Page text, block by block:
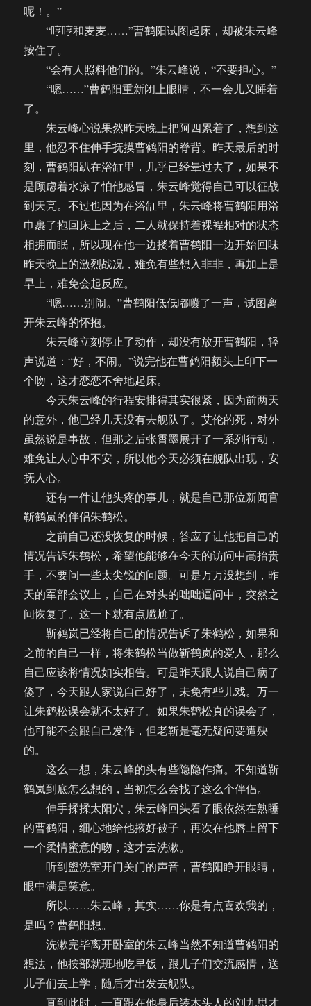
呢！。”
“哼哼和麦麦……”曹鹤阳试图起床，却被朱云峰
按住了。
“会有人照料他们的。”朱云峰说，“不要担心。”
“嗯……”曹鹤阳重新闭上眼睛，不一会儿又睡着
了。
朱云峰心说果然昨天晚上把阿四累着了，想到这
里，他忍不住伸手抚摸曹鹤阳的脊背。昨天最后的时
刻，曹鹤阳趴在浴缸里，几乎已经晕过去了，如果不
是顾虑着水凉了怕他感冒，朱云峰觉得自己可以征战
到天亮。不过也因为在浴缸里，朱云峰将曹鹤阳用浴
巾裹了抱回床上之后，二人就保持着裸裎相对的状态
相拥而眠，所以现在他一边搂着曹鹤阳一边开始回味
昨天晚上的激烈战况，难免有些想入非非，再加上是
早上，难免会起反应。
“嗯……别闹。”曹鹤阳低低嘟囔了一声，试图离
开朱云峰的怀抱。
朱云峰立刻停止了动作，却没有放开曹鹤阳，轻
声说道：“好，不闹。”说完他在曹鹤阳额头上印下一
个吻，这才恋恋不舍地起床。
今天朱云峰的行程安排得其实很紧，因为前两天
的意外，他已经几天没有去舰队了。艾伦的死，对外
虽然说是事故，但那之后张霄墨展开了一系列行动，
难免让人心中不安，所以他今天必须在舰队出现，安
抚人心。
还有一件让他头疼的事儿，就是自己那位新闻官
靳鹤岚的伴侣朱鹤松。
之前自己还没恢复的时候，答应了让他把自己的
情况告诉朱鹤松，希望他能够在今天的访问中高抬贵
手，不要问一些太尖锐的问题。可是万万没想到，昨
天的军部会议上，自己在对头的咄咄逼问中，突然之
间恢复了。这一下就有点尴尬了。
靳鹤岚已经将自己的情况告诉了朱鹤松，如果和
之前的自己一样，将朱鹤松当做靳鹤岚的爱人，那么
自己应该将情况如实相告。可是昨天跟人说自己病了
傻了，今天跟人家说自己好了，未免有些儿戏。万一
让朱鹤松误会就不太好了。如果朱鹤松真的误会了，
他可能不会跟自己发作，但老靳是毫无疑问要遭殃
的。
这么一想，朱云峰的头有些隐隐作痛。不知道靳
鹤岚到底怎么想的，当初怎么会找了这么个伴侣。
伸手揉揉太阳穴，朱云峰回头看了眼依然在熟睡
的曹鹤阳，细心地给他掖好被子，再次在他唇上留下
一个柔情蜜意的吻，这才去洗漱。
听到盥洗室开门关门的声音，曹鹤阳睁开眼睛，
眼中满是笑意。
所以……朱云峰，其实……你是有点喜欢我的，
是吗？曹鹤阳想。
洗漱完毕离开卧室的朱云峰当然不知道曹鹤阳的
想法，他按部就班地吃早饭，跟儿子们交流感情，送
儿子们去上学，随后才出发去舰队。
直到此时，一直跟在他身后装木头人的刘九思才